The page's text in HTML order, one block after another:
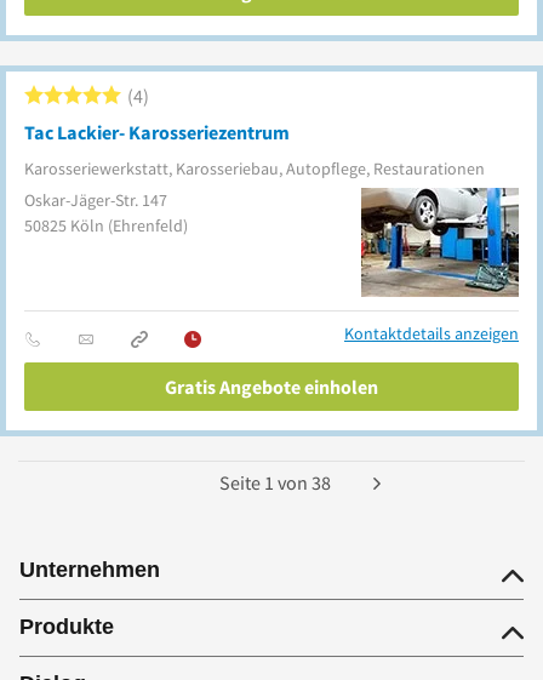
Tac Lackier- Karosseriezentrum
Karosseriewerkstatt, Karosseriebau, Autopflege, Restaurationen
4
Oskar-Jäger-Str. 147
50825 Köln (Ehrenfeld)
Kontaktdetails anzeigen
Gratis Angebote einholen
Seite 1 von 38
Unternehmen
Produkte